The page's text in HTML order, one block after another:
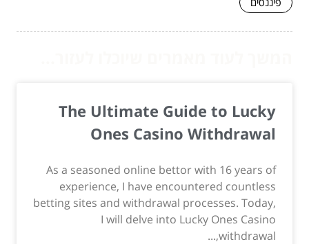
The Ultimate Guide to Lucky
Ones Casino Withdrawal
As a seasoned online bettor with 16 years of
experience, I have encountered countless
betting sites and withdrawal processes. Today,
I will delve into Lucky Ones Casino
withdrawal,...